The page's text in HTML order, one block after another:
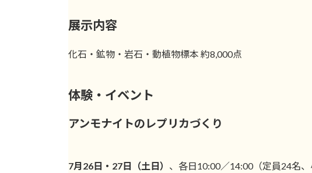
展示内容
化石・鉱物・岩石・動植物標本 約8,000点
体験・イベント
アンモナイトのレプリカづくり
7月26日・27日（土日） 、各日10:00／14:00（定員24名